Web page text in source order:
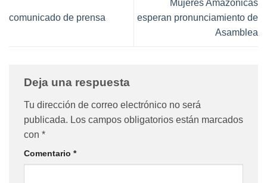
comunicado de prensa
Mujeres Amazónicas
esperan pronunciamiento de
Asamblea
Deja una respuesta
Tu dirección de correo electrónico no será
publicada. Los campos obligatorios están marcados
con *
Comentario *